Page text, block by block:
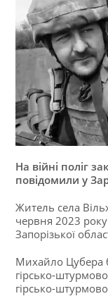
На вiйнi полiг
повiдомили у
Житель села
червня 2023
Запорiзької
Михайло Цубера
гiрсько-
гiрсько-